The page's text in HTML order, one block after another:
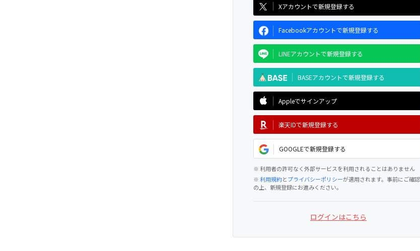
Xアカウントで新規登録する
Facebookアカウントで新規登録する
LINEアカウントで新規登録する
BASEアカウントで新規登録する
Appleでサインアップ
楽天IDで新規登録する
GOOGLEで新規登録する
※ 利用者の許可なく外部サービスを利用されることはありません
※利用規約とプライバシーポリシーが適用されます。事前にご確認
の上、新規登録にお進みください。
ログインはこちら